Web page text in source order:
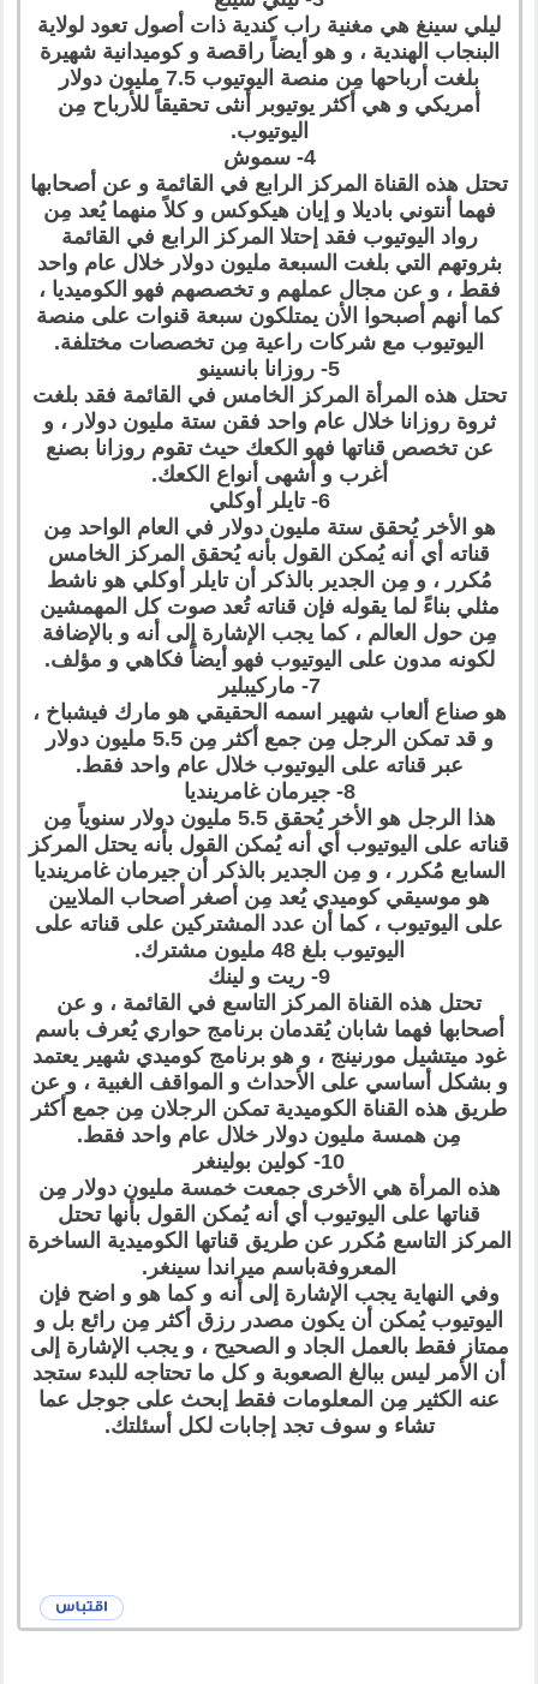
ليلي سينغ هي مغنية راب كندية ذات أصول تعود لولاية
البنجاب الهندية ، و هو أيضاً راقصة و كوميدانية شهيرة
بلغت أرباحها مِن منصة اليوتيوب 7.5 مليون دولار
أمريكي و هي أكثر يوتيوبر أنثى تحقيقاً للأرباح مِن
اليوتيوب.
4- سموش
تحتل هذه القناة المركز الرابع في القائمة و عن أصحابها
فهما أنتوني باديلا و إيان هيكوكس و كلاً منهما يُعد مِن
رواد اليوتيوب فقد إحتلا المركز الرابع في القائمة
بثروتهم التي بلغت السبعة مليون دولار خلال عام واحد
فقط ، و عن مجال عملهم و تخصصهم فهو الكوميديا ،
كما أنهم أصبحوا الأن يمتلكون سبعة قنوات على منصة
اليوتيوب مع شركات راعية مِن تخصصات مختلفة.
5- روزانا بانسينو
تحتل هذه المرأة المركز الخامس في القائمة فقد بلغت
ثروة روزانا خلال عام واحد فقن ستة مليون دولار ، و
عن تخصص قناتها فهو الكعك حيث تقوم روزانا بصنع
أغرب و أشهى أنواع الكعك.
6- تايلر أوكلي
هو الأخر يُحقق ستة مليون دولار في العام الواحد مِن
قناته أي أنه يُمكن القول بأنه يُحقق المركز الخامس
مُكرر ، و مِن الجدير بالذكر أن تايلر أوكلي هو ناشط
مثلي بناءً لما يقوله فإن قناته تُعد صوت كل المهمشين
مِن حول العالم ، كما يجب الإشارة إلى أنه و بالإضافة
لكونه مدون على اليوتيوب فهو أيضاً فكاهي و مؤلف.
7- ماركيبلير
هو صناع ألعاب شهير اسمه الحقيقي هو مارك فيشباخ ،
و قد تمكن الرجل مِن جمع أكثر مِن 5.5 مليون دولار
عبر قناته على اليوتيوب خلال عام واحد فقط.
8- جيرمان غامرينديا
هذا الرجل هو الأخر يُحقق 5.5 مليون دولار سنوياً مِن
قناته على اليوتيوب أي أنه يُمكن القول بأنه يحتل المركز
السابع مُكرر ، و مِن الجدير بالذكر أن جيرمان غامرينديا
هو موسيقي كوميدي يُعد مِن أصغر أصحاب الملايين
على اليوتيوب ، كما أن عدد المشتركين على قناته على
اليوتيوب بلغ 48 مليون مشترك.
9- ريت و لينك
تحتل هذه القناة المركز التاسع في القائمة ، و عن
أصحابها فهما شابان يُقدمان برنامج حواري يُعرف باسم
غود ميتشيل مورنينج ، و هو برنامج كوميدي شهير يعتمد
و بشكل أساسي على الأحداث و المواقف الغبية ، و عن
طريق هذه القناة الكوميدية تمكن الرجلان مِن جمع أكثر
مِن همسة مليون دولار خلال عام واحد فقط.
10- كولين بولينغر
هذه المرأة هي الأخرى جمعت خمسة مليون دولار مِن
قناتها على اليوتيوب أي أنه يُمكن القول بأنها تحتل
المركز التاسع مُكرر عن طريق قناتها الكوميدية الساخرة
المعروفةباسم ميراندا سينغر.
وفي النهاية يجب الإشارة إلى أنه و كما هو و اضح فإن
اليوتيوب يُمكن أن يكون مصدر رزق أكثر مِن رائع بل و
ممتاز فقط بالعمل الجاد و الصحيح ، و يجب الإشارة إلى
أن الأمر ليس ببالغ الصعوبة و كل ما تحتاجه للبدء ستجد
عنه الكثير مِن المعلومات فقط إبحث على جوجل عما
تشاء و سوف تجد إجابات لكل أسئلتك.